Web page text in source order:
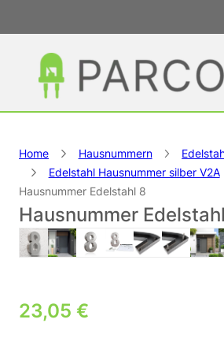
Home Hausnummern
Edelstahl Hausnummer silber V2A
Hausnummer Edelstahl 8
Hausnummer
23,05 €